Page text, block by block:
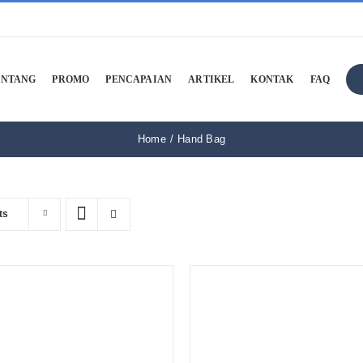
PROMO PENCAPAIAN ARTIKEL KONTAK FAQ
Home Hand Bag